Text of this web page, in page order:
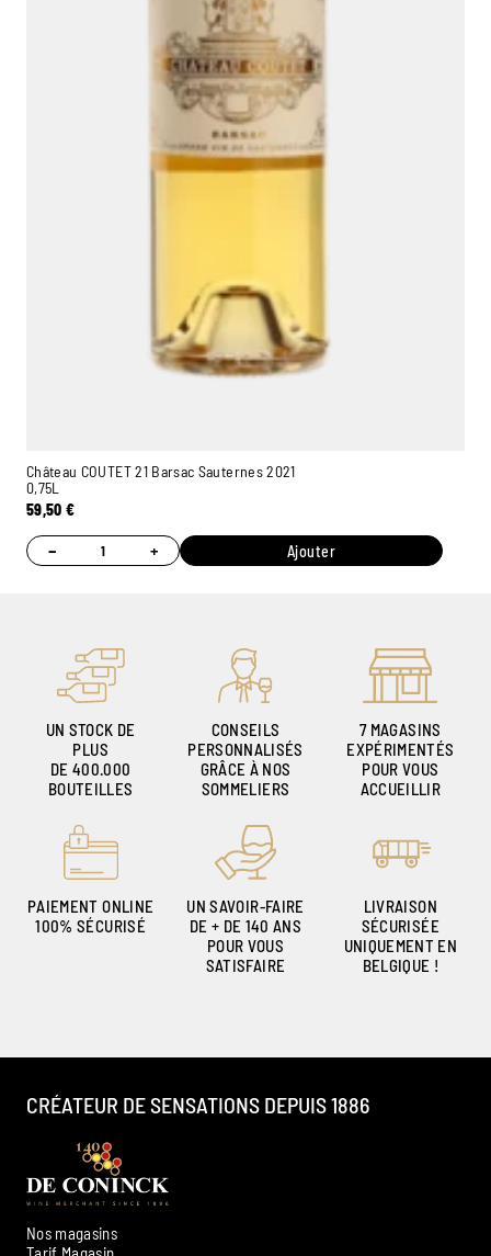
Château COUTET 21 Barsac Sauternes 2021
0,75L
59,50€
− + Ajouter
UN STOCK DE
PLUS
DE 400.000
BOUTEILLES
CONSEILS
PERSONNALISÉS
GRÂCE À NOS
SOMMELIERS
7 MAGASINS
EXPÉRIMENTÉS
POUR VOUS
ACCUEILLIR
PAIEMENT ONLINE
100% SÉCURISÉ
UN SAVOIR-FAIRE
DE + DE 140 ANS
POUR VOUS
SATISFAIRE
LIVRAISON
SÉCURISÉE
UNIQUEMENT EN
BELGIQUE !
Nos magasins
CRÉATEUR DE SENSATIONS DEPUIS 1886